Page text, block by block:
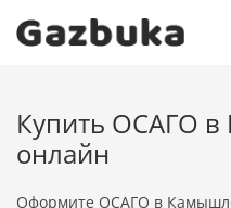
Купить ОСАГО
онлайн
Оформите ОСАГО в